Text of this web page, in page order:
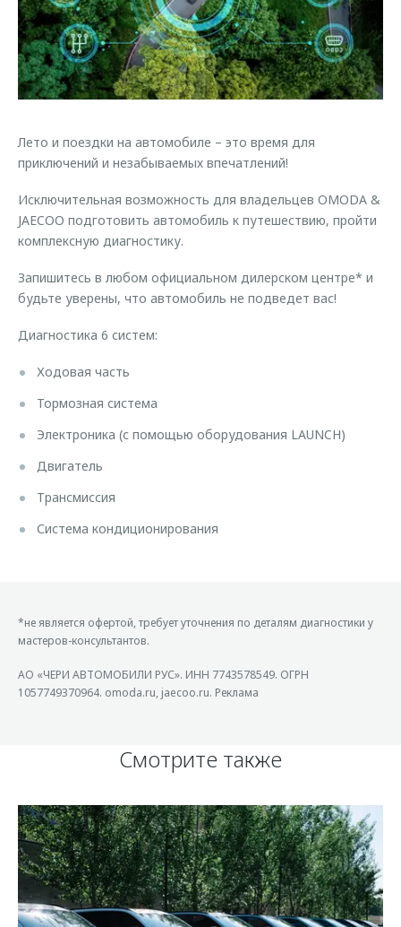
Страхование
Кредитный калькулятор
Аксессуары
Оригинальные аксессуары
Запчасти
Трейд-ин
Калькулятор трейд-ин
Клиентская поддержка
O&J Автоклуб
Клуб владельцев OMODA
Аксессуары
Оригинальные аксессуары
Запчасти
Обратная связь
Лето и поездки на автомобиле – это время для
приключений и незабываемых впечатлений!
Исключительная возможность для владельцев OMODA &
JAECOO подготовить автомобиль к путешествию, пройти
комплексную диагностику.
Запишитесь в любом официальном дилерском центре* и
будьте уверены, что автомобиль не подведет вас!
Диагностика 6 систем:
Ходовая часть
Тормозная система
Электроника (с помощью оборудования LAUNCH)
Двигатель
Трансмиссия
Система кондиционирования
*не является офертой, требует уточнения по деталям диагностики у
мастеров-консультантов.
АО «ЧЕРИ АВТОМОБИЛИ РУС». ИНН 7743578549. ОГРН
1057749370964. omoda.ru, jaecoo.ru. Реклама
Смотрите также